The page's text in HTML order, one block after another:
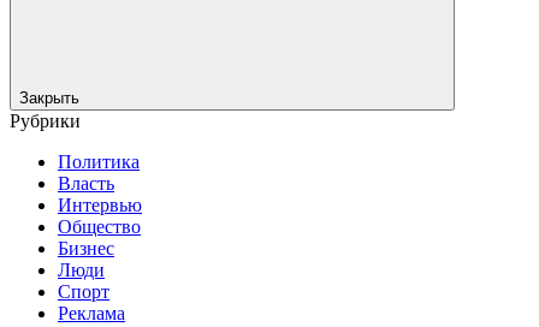
Закрыть
Рубрики
Политика
Власть
Интервью
Общество
Бизнес
Люди
Спорт
Реклама